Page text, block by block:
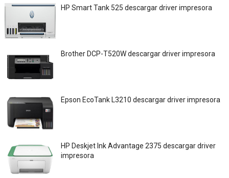
HP Smart Tank 525 descargar driver impresora
Brother DCP-T520W descargar driver impresora
Epson EcoTank L3210 descargar driver impresora
HP Deskjet Ink Advantage 2375 descargar driver
impresora